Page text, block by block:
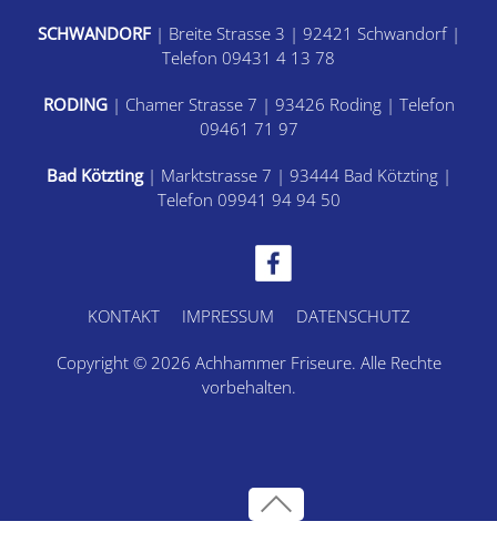
SCHWANDORF| Breite Strasse 3 | 92421 Schwandorf |
Telefon 09431 4 13 78
RODING| Chamer Strasse 7 | 93426 Roding | Telefon
09461 71 97
Bad Kötzting| Marktstrasse 7 | 93444 Bad Kötzting |
Telefon 09941 94 94 50
KONTAKT IMPRESSUM DATENSCHUTZ
Copyright © 2026 Achhammer Friseure. Alle Rechte
vorbehalten.